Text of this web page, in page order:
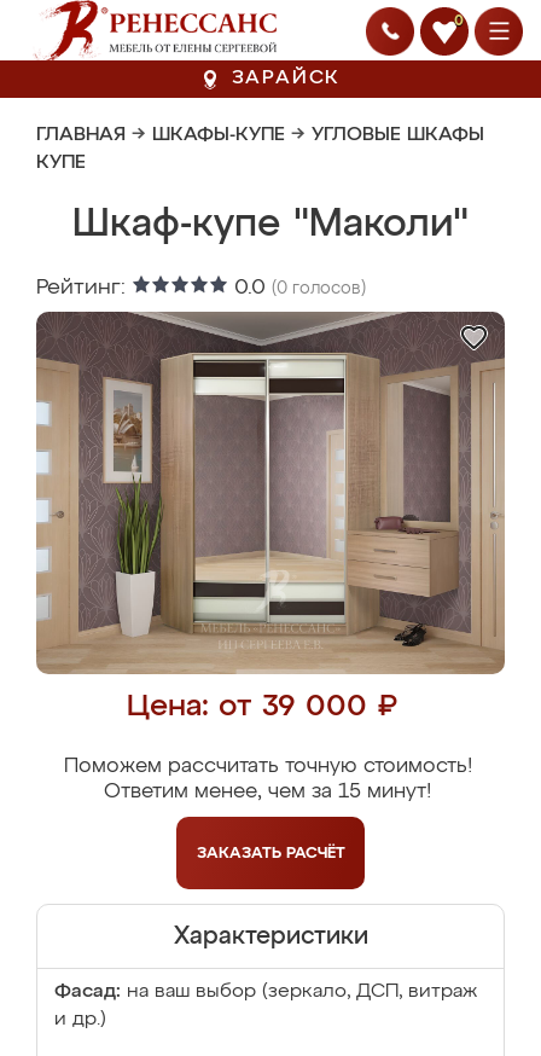
0
ЗАРАЙСК
ГЛАВНАЯ → ШКАФЫ-КУПЕ → УГЛОВЫЕ ШКАФЫ
КУПЕ
Шкаф-купе "Маколи"
Рейтинг: 0.0 (0 голосов)
Цена: от 39 000 ₽
Поможем рассчитать точную стоимость!
Ответим менее, чем за 15 минут!
ЗАКАЗАТЬ РАСЧЁТ
Характеристики
Фасад: на ваш выбор (зеркало, ДСП, витраж
и др.)